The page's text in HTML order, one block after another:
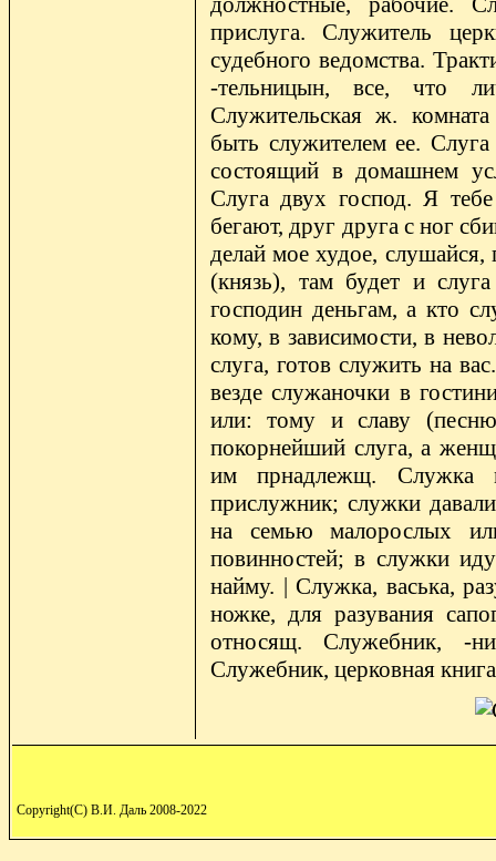
прислуга. Служитель
судебного ведомства.
-тельницын, все, что
Служительская ж.
быть служителем ее.
состоящий в домашнем
Слуга двух господ. Я
бегают, друг друга с ног
делай мое худое, слушайся,
(князь), там будет и
господин деньгам, а кто
кому, в зависимости, в
слуга, готов служить на
везде служаночки в
или: тому и славу
покорнейший слуга, а
им прнадлежщ. Служка
прислужник; служки
на семью малорослых
повинностей; в служки
найму. | Служка, васька,
ножке, для разувания
относящ. Служебник, -
Служебник, церковная
Copyright(C) В.И. Даль 2008-2022